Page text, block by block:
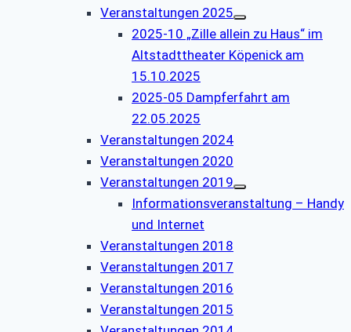
Veranstaltungen 2025
2025-10 „Zille allein zu Haus“ im
Altstadttheater Köpenick am
15.10.2025
2025-05 Dampferfahrt am
22.05.2025
Veranstaltungen 2024
Veranstaltungen 2020
Veranstaltungen 2019
Informationsveranstaltung – Handy
und Internet
Veranstaltungen 2018
Veranstaltungen 2017
Veranstaltungen 2016
Veranstaltungen 2015